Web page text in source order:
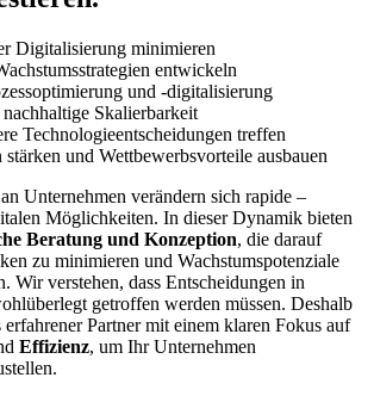
Digitalisierung minimieren
entwickeln
und -digitalisierung
Skalierbarkeit
Technologieentscheidungen treffen
und Wettbewerbsvorteile ausbauen
Unternehmen verändern sich rapide –
Möglichkeiten. In dieser Dynamik bieten
Beratung und Konzeption, die darauf
zu minimieren und Wachstumspotenziale
Wir verstehen, dass Entscheidungen in
getroffen werden müssen. Deshalb
Partner mit einem klaren Fokus auf
Effizienz, um Ihr Unternehmen